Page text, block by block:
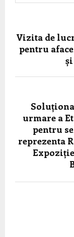
Vizita de
pentru
urmare a
pentru
reprezenta